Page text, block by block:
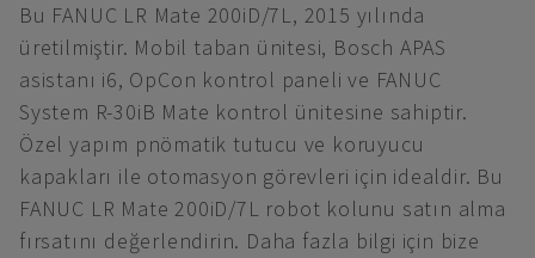
Bu FANUC LR Mate 200iD/7L, 2015 yılında
üretilmiştir. Mobil taban ünitesi, Bosch APAS
asistanı i6, OpCon kontrol paneli ve FANUC
System R-30iB Mate kontrol ünitesine sahiptir.
Özel yapım pnömatik tutucu ve koruyucu
kapakları ile otomasyon görevleri için idealdir. Bu
FANUC LR Mate 200iD/7L robot kolunu satın alma
fırsatını değerlendirin. Daha fazla bilgi için bize